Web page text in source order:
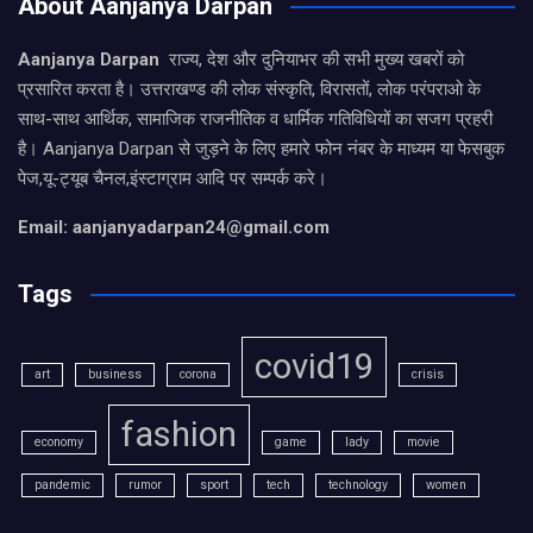
About Aanjanya Darpan
Aanjanya Darpan राज्य, देश और दुनियाभर की सभी मुख्य खबरों को
प्रसारित करता है। उत्तराखण्ड की लोक संस्कृति, विरासतों, लोक परंपराओ के
साथ-साथ आर्थिक, सामाजिक राजनीतिक व धार्मिक गतिविधियों का सजग प्रहरी
है। Aanjanya Darpan से जुड़ने के लिए हमारे फोन नंबर के माध्यम या फेसबुक
पेज,यू-ट्यूब चैनल,इंस्टाग्राम आदि पर सम्पर्क करे।
Email: aanjanyadarpan24@gmail.com
Tags
art business corona covid19 crisis
economy fashion game lady movie
pandemic rumor sport tech technology women